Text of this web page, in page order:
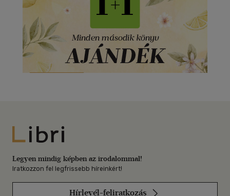
Libri
Legyen mindig képben az irodalommal!
Iratkozzon fel legfrissebb híreinkért!
Hírlevél-feliratkozás